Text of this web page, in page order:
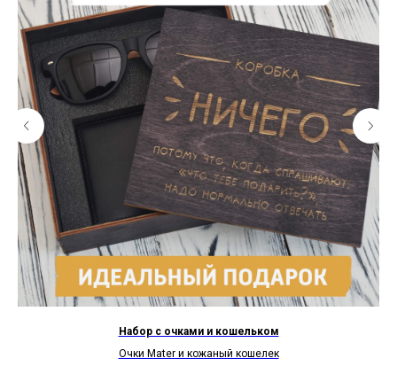
Набор с очками и кошельком
Очки Mater и кожаный кошелек